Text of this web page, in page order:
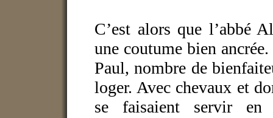
C’est alors que l’abbé
une coutume bien
Paul, nombre de
loger. Avec chevaux et
se faisaient servir en